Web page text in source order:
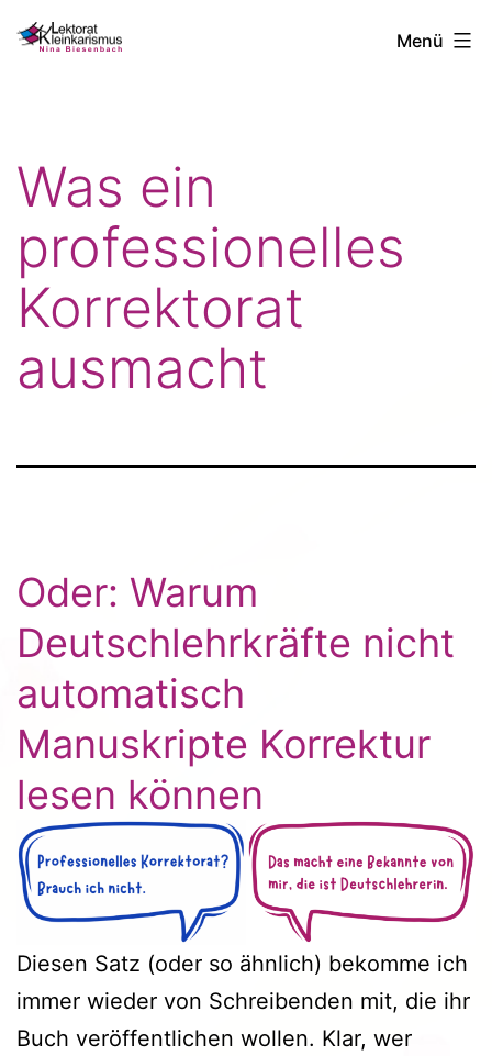
Zum
Inhalt
Nina
Menü
Was ein
professionelles
Korrektorat
ausmacht
Oder: Warum
Deutschlehrkräfte nicht
automatisch
Manuskripte Korrektur
lesen können
Diesen Satz (oder so ähnlich) bekomme ich
immer wieder von Schreibenden mit, die ihr
Buch veröffentlichen wollen. Klar, wer